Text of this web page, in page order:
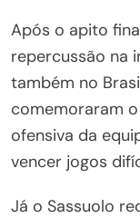
Após o apito
repercussão na
também no
comemoraram
ofensiva da
vencer jogos
Já o Sassuolo